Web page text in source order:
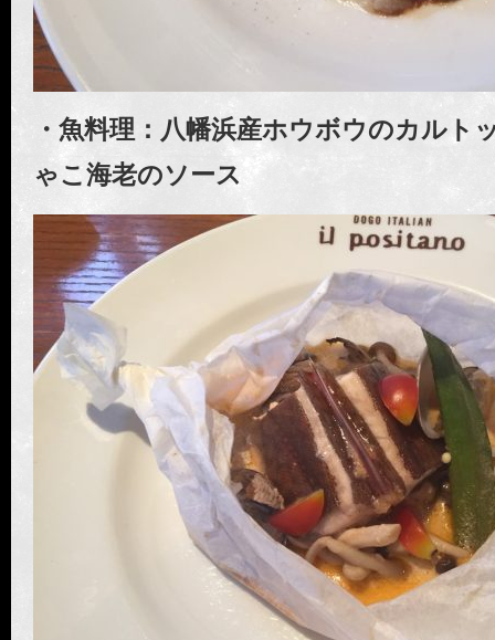
・魚料理：八幡浜産ホウボウのカル
ゃこ海老のソース